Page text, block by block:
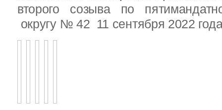
второго созыва по
округу № 42 11 сентября 2022